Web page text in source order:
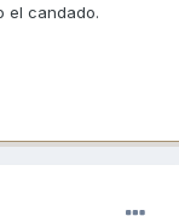
el candado.